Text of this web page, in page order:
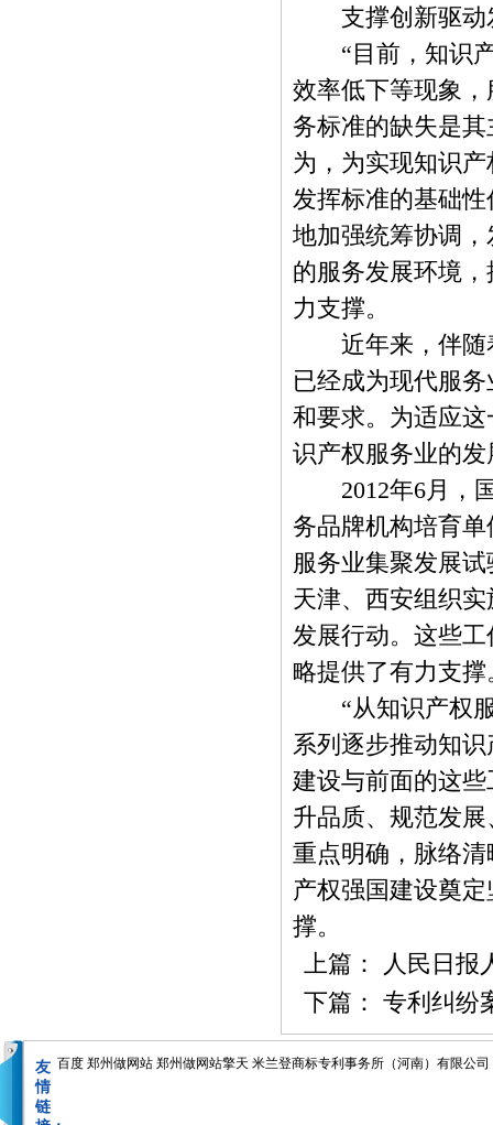
支撑创新驱动
“目前，知识产
效率低下等现象
务标准的缺失是
为，为实现知识
发挥标准的基础
地加强统筹协调
的服务发展环境
力支撑。
近年来，伴随着
已经成为现代服
和要求。为适应
识产权服务业的发
2012年6月，国
务品牌机构培育
服务业集聚发展
天津、西安组织
发展行动。这些
略提供了有力支撑
“从知识产权服
系列逐步推动知
建设与前面的这
升品质、规范发
重点明确，脉络
产权强国建设奠
撑。
上篇：
人民日报
下篇： 专利纠纷
友
情
链
百度 郑州做网站 郑州做网站擎天 米兰登商标专利事务所（河南）有限公司